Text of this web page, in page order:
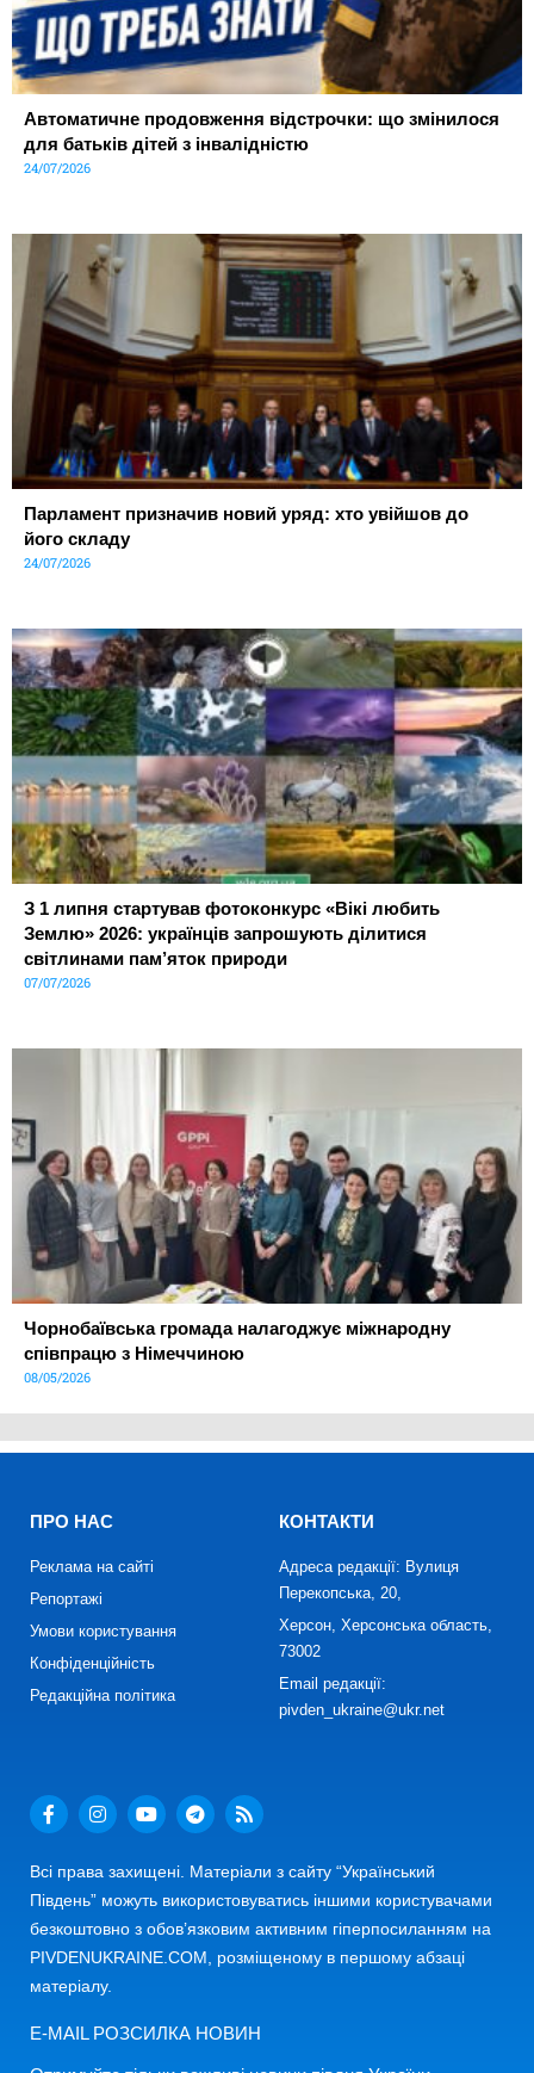
Автоматичне продовження відстрочки: що змінилося
для батьків дітей з інвалідністю
24/07/2026
Парламент призначив новий уряд: хто увійшов до
його складу
24/07/2026
З 1 липня стартував фотоконкурс «Вікі любить
Землю» 2026: українців запрошують ділитися
світлинами пам’яток природи
07/07/2026
Чорнобаївська громада налагоджує міжнародну
співпрацю з Німеччиною
08/05/2026
ПРО НАС
Реклама на сайті
Репортажі
Умови користування
Конфіденційність
Редакційна політика
КОНТАКТИ
Адреса редакції: Вулиця
Перекопська, 20,
Херсон, Херсонська область,
73002
Email редакції:
pivden_ukraine@ukr.net
Всі права захищені. Матеріали з сайту “Український
Південь” можуть використовуватись іншими користувачами
безкоштовно з обов’язковим активним гіперпосиланням на
PIVDENUKRAINE.COM, розміщеному в першому абзаці
матеріалу.
E-MAIL РОЗСИЛКА НОВИН